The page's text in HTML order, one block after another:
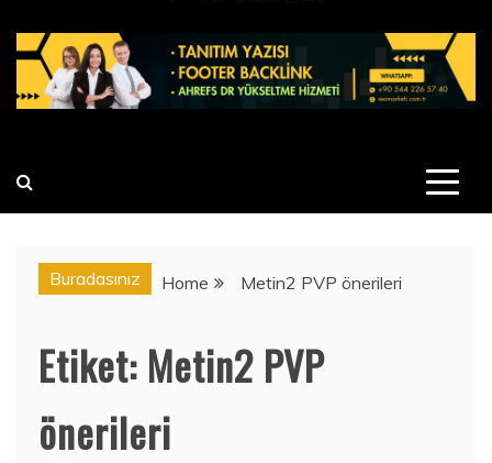
Buradasınız Home Metin2 PVP önerileri
Etiket: Metin2 PVP
önerileri